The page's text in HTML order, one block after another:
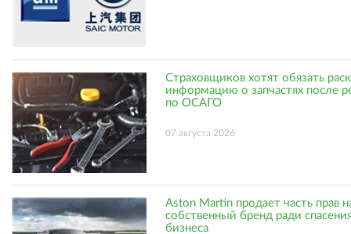
Страховщиков хотят обязать
информацию о запчастях после
по ОСАГО
07 августа 2026
Aston Martin продает часть прав
собственный бренд ради
бизнеса